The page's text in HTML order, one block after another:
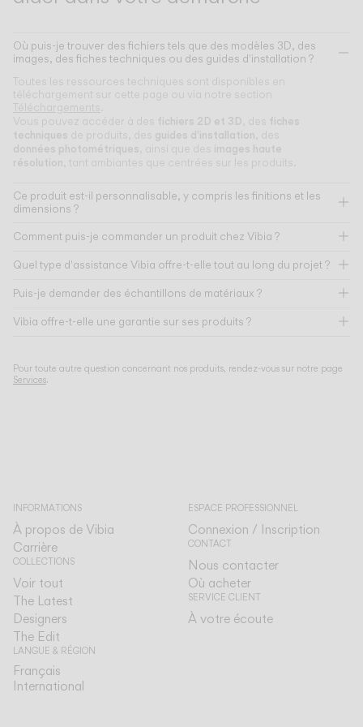
Où puis-je trouver des fichiers tels que des modèles 3D, des
images, des fiches techniques ou des guides d'installation ?
Toutes les ressources techniques sont disponibles en
téléchargement sur cette page ou via notre section
Téléchargements
Vous pouvez accéder à des fichiers 2D et 3D , des fiches
techniques de produits, des guides d'installation , des
données photométriques , ainsi que des images haute
résolution , tant ambiantes que centrées sur les produits.
Ce produit est-il personnalisable, y compris les finitions et les
dimensions ?
Comment puis-je commander un produit chez Vibia ?
Quel type d'assistance Vibia offre-t-elle tout au long du projet ?
Puis-je demander des échantillons de matériaux ?
Vibia offre-t-elle une garantie sur ses produits ?
Pour toute autre question concernant nos produits, rendez-vous sur notre page
Services.
INFORMATIONS
À propos de Vibia
Carrière
COLLECTIONS
Voir tout
The Latest
Designers
The Edit
LANGUE & RÉGION
Français
International
ESPACE PROFESSIONNEL
Connexion / Inscription
CONTACT
Nous contacter
Où acheter
SERVICE CLIENT
À votre écoute